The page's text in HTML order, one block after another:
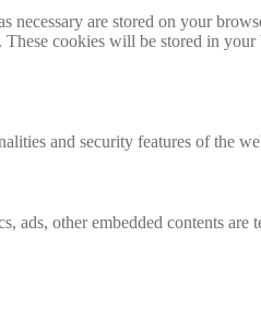
are stored on your
These cookies will be stored in
and security features of the
other embedded contents are